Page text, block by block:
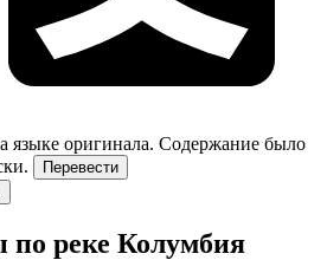
языке оригинала. Содержание было
Перевести
реке Колумбия